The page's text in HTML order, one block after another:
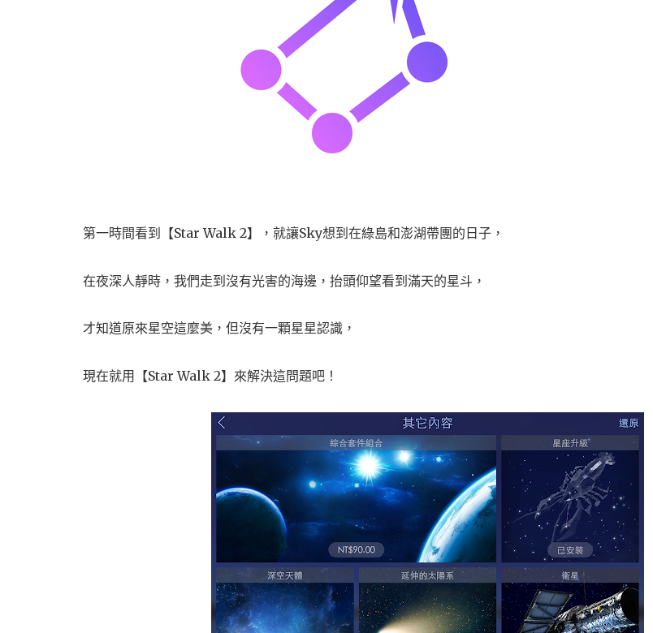
第一時間看到【Star Walk 2】，就讓Sky想到在綠島和澎湖帶團的日子，
在夜深人靜時，我們走到沒有光害的海邊，抬頭仰望看到滿天的星斗，
才知道原來星空這麼美，但沒有一顆星星認識，
現在就用【Star Walk 2】來解決這問題吧！